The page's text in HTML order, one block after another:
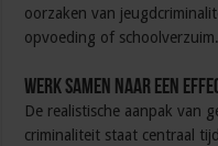
oorzaken van
opvoeding of schoolverzuim.
Werk samen naar een
De realistische aanpak van
criminaliteit staat centraal